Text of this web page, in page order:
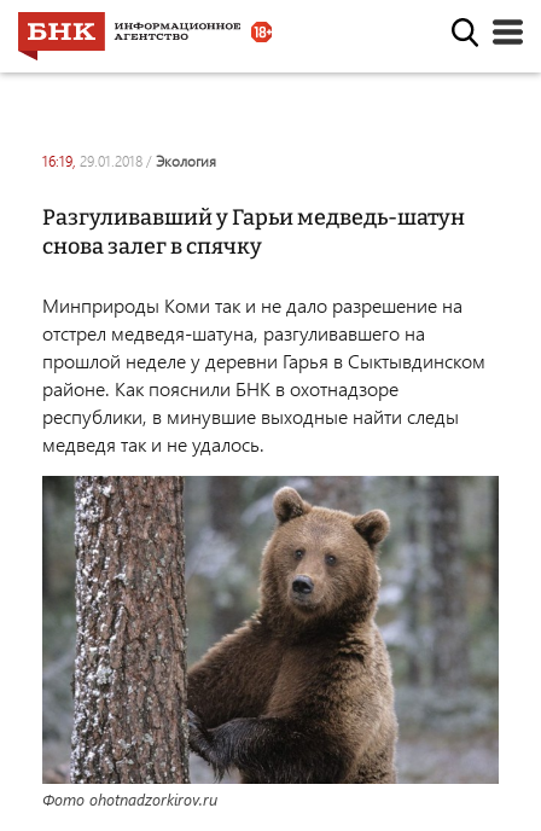
16:19, 29.01.2018 / экология
Разгуливавший у Гарьи медведь-шатун
снова залег в спячку
Минприроды Коми так и не дало разрешение на
отстрел медведя-шатуна, разгуливавшего на
прошлой неделе у деревни Гарья в Сыктывдинском
районе. Как пояснили БНК в охотнадзоре
республики, в минувшие выходные найти следы
медведя так и не удалось.
Фото ohotnadzorkirov.ru